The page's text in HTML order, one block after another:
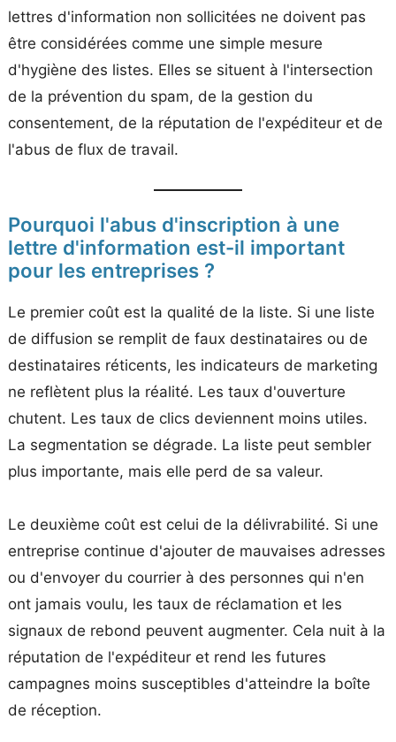
lettres d'information non sollicitées ne doivent pas
être considérées comme une simple mesure
d'hygiène des listes. Elles se situent à l'intersection
de la prévention du spam, de la gestion du
consentement, de la réputation de l'expéditeur et de
l'abus de flux de travail.
Pourquoi l'abus d'inscription à une
lettre d'information est-il important
pour les entreprises ?
Le premier coût est la qualité de la liste. Si une liste
de diffusion se remplit de faux destinataires ou de
destinataires réticents, les indicateurs de marketing
ne reflètent plus la réalité. Les taux d'ouverture
chutent. Les taux de clics deviennent moins utiles.
La segmentation se dégrade. La liste peut sembler
plus importante, mais elle perd de sa valeur.
Le deuxième coût est celui de la délivrabilité. Si une
entreprise continue d'ajouter de mauvaises adresses
ou d'envoyer du courrier à des personnes qui n'en
ont jamais voulu, les taux de réclamation et les
signaux de rebond peuvent augmenter. Cela nuit à la
réputation de l'expéditeur et rend les futures
campagnes moins susceptibles d'atteindre la boîte
de réception.